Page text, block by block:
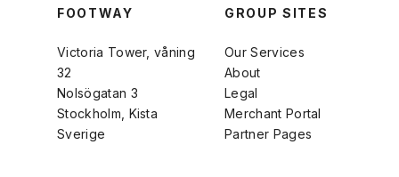
FOOTWAY
Victoria Tower, våning
32
Nolsögatan 3
Stockholm, Kista
Sverige
GROUP SITES
Our Services
About
Legal
Merchant Portal
Partner Pages